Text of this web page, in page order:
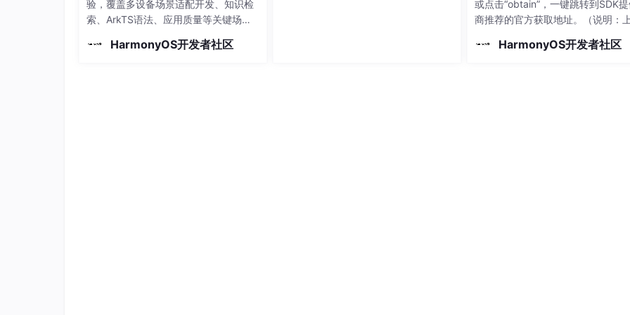
验，覆盖多设备场景适配开发、知识检
索、ArkTS语法、应用质量等关键场
量。构建后安装并启动应用，支持 --mo
HarmonyOS开发者社区
或点击“obtain”，一键跳转到SDK
商推荐的官方获取地址。（说明：
于自身需要进行选择）从“可用”到“好
HarmonyOS开发者社区